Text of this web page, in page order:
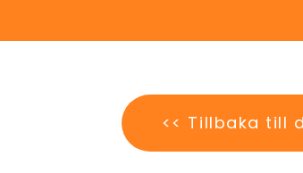
<< Tillbaka till